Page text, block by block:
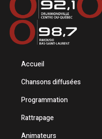
Accueil
Chansons diffusées
Programmation
Rattrapage
Animateurs